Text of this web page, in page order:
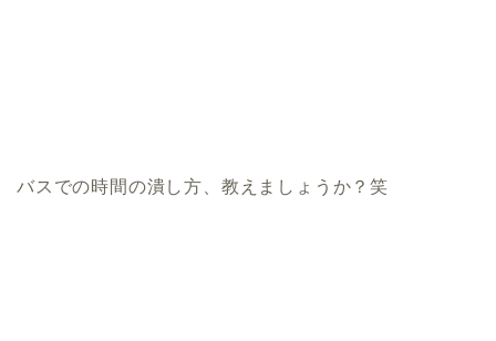
バスでの時間の潰し方、教えましょうか？笑